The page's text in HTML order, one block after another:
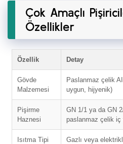
Çok Amaçlı
Özellikler
Özellik Detay
Gövde
Malzemesi
Paslanmaz çelik
uygun, hijyenik)
Pişirme
Haznesi
GN 1/1 ya da GN
paslanmaz çelik iç
Isıtma Tipi Gazlı veya